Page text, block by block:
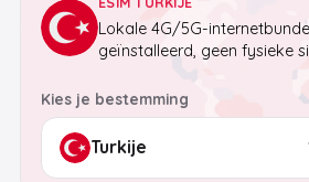
Lokale 4G/5G-
geïnstalleerd, geen fysieke
Kies je bestemming